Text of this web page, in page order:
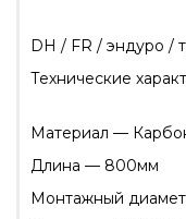
DH / FR / эндуро /
Технические
Материал —
Длина — 800мм
Монтажный